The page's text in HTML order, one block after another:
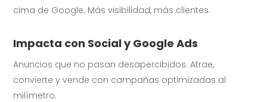
cima de Google. Más visibilidad, más clientes.
Impacta con Social y Google Ads
Anuncios que no pasan desapercibidos. Atrae,
convierte y vende con campañas optimizadas al
milímetro.